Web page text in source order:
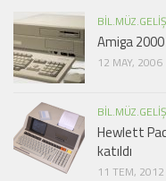
Amiga
12 MAY, 2006
Hewlett
katıldı
11 TEM, 2012